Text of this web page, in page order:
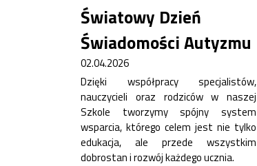
Rekrutacja SP
O nas
Regulamin rekrutacji do SP
Potrzebne dokumenty
Informacja o teście z języka angielskiego
Stypendia naukowe
Plan nauczania klasa 7. i 8.
Światowy Dzień
Świadomości Autyzmu
02.04.2026
Dzięki współpracy specjalistów,
nauczycieli oraz rodziców w naszej
Szkole tworzymy spójny system
wsparcia, którego celem jest nie tylko
edukacja, ale przede wszystkim
dobrostan i rozwój każdego ucznia.